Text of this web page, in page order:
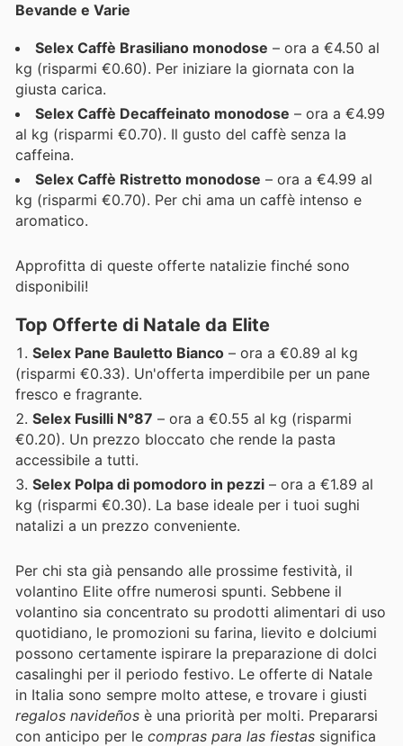
Bevande e Varie
Selex Caffè Brasiliano monodose – ora a €4.50 al
kg (risparmi €0.60). Per iniziare la giornata con la
giusta carica.
Selex Caffè Decaffeinato monodose – ora a €4.99
al kg (risparmi €0.70). Il gusto del caffè senza la
caffeina.
Selex Caffè Ristretto monodose – ora a €4.99 al
kg (risparmi €0.70). Per chi ama un caffè intenso e
aromatico.
Approfitta di queste offerte natalizie finché sono
disponibili!
Top Offerte di Natale da Elite
Selex Pane Bauletto Bianco – ora a €0.89 al kg
(risparmi €0.33). Un'offerta imperdibile per un pane
fresco e fragrante.
Selex Fusilli N°87 – ora a €0.55 al kg (risparmi
€0.20). Un prezzo bloccato che rende la pasta
accessibile a tutti.
Selex Polpa di pomodoro in pezzi – ora a €1.89 al
kg (risparmi €0.30). La base ideale per i tuoi sughi
natalizi a un prezzo conveniente.
Per chi sta già pensando alle prossime festività, il
volantino Elite offre numerosi spunti. Sebbene il
volantino sia concentrato su prodotti alimentari di uso
quotidiano, le promozioni su farina, lievito e dolciumi
possono certamente ispirare la preparazione di dolci
casalinghi per il periodo festivo. Le offerte di Natale
in Italia sono sempre molto attese, e trovare i giusti
regalos navideños è una priorità per molti. Prepararsi
con anticipo per le compras para las fiestas significa